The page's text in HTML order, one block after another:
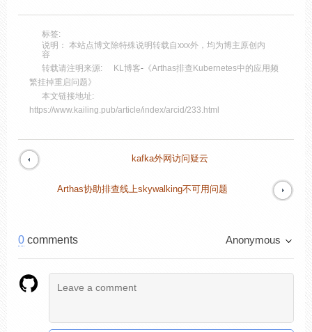
标签:
说明： 本站点博文除特殊说明转载自xxx外，均为博主原创内
容
转载请注明来源:
KL博客- 《Arthas排查Kubernetes中的应用频
繁挂掉重启问题》
本文链接地址:
https://www.kailing.pub/article/index/arcid/233.html
kafka外网访问疑云
Arthas协助排查线上skywalking不可用问题
0 comments Anonymous